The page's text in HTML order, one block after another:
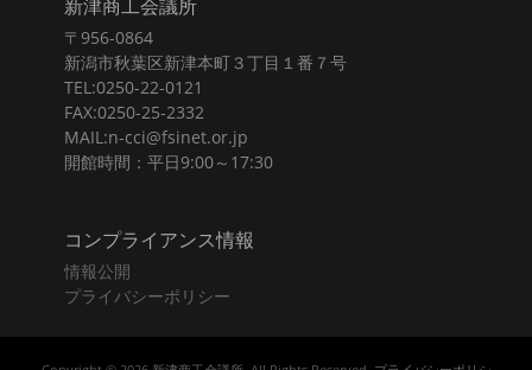
新津商工会議所
〒956-0864
新潟市秋葉区新津本町３丁目１番７号
TEL:0250-22-0121
FAX:0250-25-2332
MAIL:n-cci@fsinet.or.jp
開館時間：平日9:00～17:30
コンプライアンス情報
情報公開
プライバシーポリシー